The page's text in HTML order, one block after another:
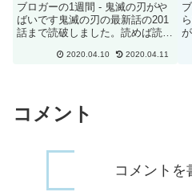
ブロガーの1週間 - 鬼滅の刃がや
ばいです鬼滅の刃の最新話の201
話まで読破しました。読めば読む
なくなってしまいました。めちゃ
2020.04.10 2020.04.11
コメント
コメントを